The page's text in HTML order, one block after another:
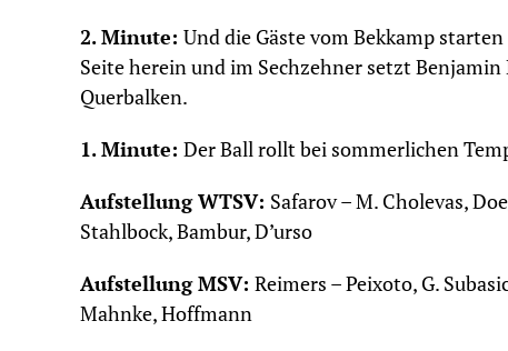
2. Minute: Und die Gäste vom Bekkamp
Seite herein und im Sechzehner setzt
Querbalken.
1. Minute: Der Ball rollt bei sommerlichen
Aufstellung WTSV: Safarov – M. Cholevas,
Stahlbock, Bambur, D’urso
Aufstellung MSV: Reimers – Peixoto, G.
Mahnke, Hoffmann